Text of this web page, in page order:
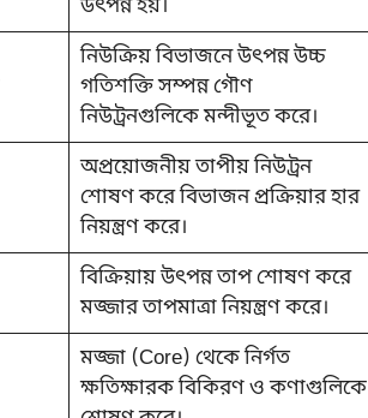
উৎপন্ন হয়।
নিউক্রিয় বিভাজনে উৎপন্ন উচ্চ
গতিশক্তি সম্পন্ন গৌণ
নিউট্রনগুলিকে মন্দীভূত করে।
অপ্রয়োজনীয় তাপীয় নিউট্রন
শোষণ করে বিভাজন প্রক্রিয়ার হার
নিয়ন্ত্রণ করে।
বিক্রিয়ায় উৎপন্ন তাপ শোষণ করে
মজ্জার তাপমাত্রা নিয়ন্ত্রণ করে।
মজ্জা (Core) থেকে নির্গত
ক্ষতিক্ষারক বিকিরণ ও কণাগুলিকে